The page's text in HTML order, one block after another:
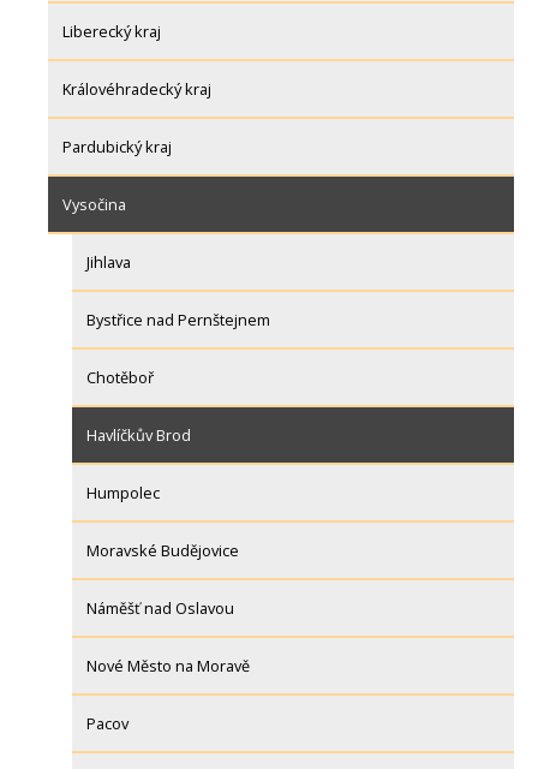
Liberecký kraj
Královéhradecký kraj
Pardubický kraj
Vysočina
Jihlava
Bystřice nad Pernštejnem
Chotěboř
Havlíčkův Brod
Humpolec
Moravské Budějovice
Náměšť nad Oslavou
Nové Město na Moravě
Pacov